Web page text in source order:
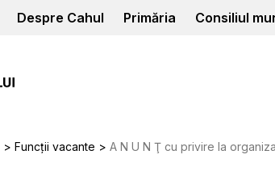
Despre Cahul Primăria Consiliul
Funcții vacante A N U N Ţ сu privire la organizarea și desfăşurarea concursului privind ocuparea funcţiei